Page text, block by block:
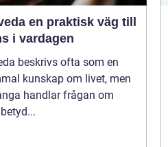
väg till
i vardagen
beskrivs ofta som en
kunskap om livet, men
handlar frågan om